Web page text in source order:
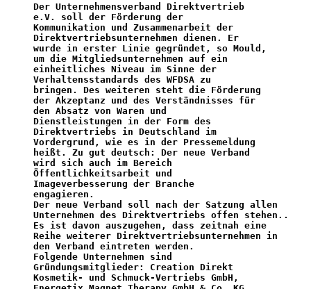
Der Unternehmensverband Direktvertrieb
e.V. soll der Förderung der
Kommunikation und Zusammenarbeit der
Direktvertriebsunternehmen dienen.
Er
wurde in erster Linie gegründet, so Mould,
um die Mitgliedsunternehmen auf ein
einheitliches Niveau im Sinne der
Verhaltensstandards des WFDSA zu
bringen.
Des weiteren steht die Förderung
der Akzeptanz und des Verständnisses für
den Absatz von Waren und
Dienstleistungen in der Form des
Direktvertriebs in Deutschland im
Vordergrund, wie es in der Pressemeldung
heißt. Zu gut deutsch: Der neue Verband
wird sich auch im Bereich
Öffentlichkeitsarbeit und
Imageverbesserung der Branche
engagieren.
Der neue Verband soll nach der Satzung
Unternehmen des Direktvertriebs offen stehen..
Es ist davon auszugehen, dass zeitnah eine
Reihe weiterer Direktvertriebsunternehmen in
den Verband eintreten werden.
Folgende Unternehmen sind
Gründungsmitglieder: Creation Direkt
Kosmetik- und Schmuck-Vertriebs GmbH,